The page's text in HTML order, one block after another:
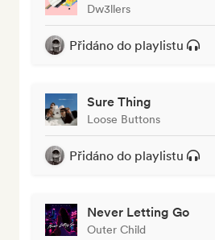
Dw3llers
Přidáno do playlistu
Sure Thing
Loose Buttons
Přidáno do playlistu
Never Letting Go
Outer Child